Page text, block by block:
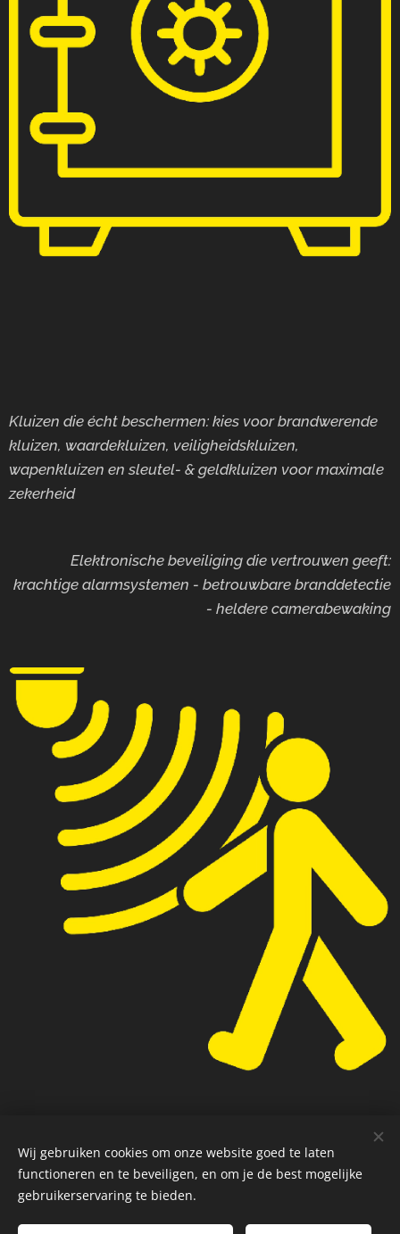
Kluizen die écht beschermen: kies voor brandwerende
kluizen, waardekluizen, veiligheidskluizen,
wapenkluizen en sleutel- & geldkluizen voor maximale
zekerheid
Elektronische beveiliging die vertrouwen geeft:
krachtige alarmsystemen - betrouwbare branddetectie
- heldere camerabewaking
Wij gebruiken cookies om onze website goed te laten
functioneren en te beveiligen, en om je de best mogelijke
gebruikerservaring te bieden.